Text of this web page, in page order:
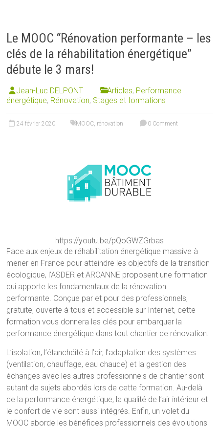
Le MOOC “Rénovation performante – les
clés de la réhabilitation énergétique”
débute le 3 mars!
Jean-Luc DELPONT Articles, Performance
énergétique, Rénovation, Stages et formations
24 février 2020 MOOC rénovation 0 Comment
https://youtu.be/pQoGWZGrbas
Face aux enjeux de réhabilitation énergétique massive à
mener en France pour atteindre les objectifs de la transition
écologique, l’ASDER et ARCANNE proposent une formation
qui apporte les fondamentaux de la rénovation
performante. Conçue par et pour des professionnels,
gratuite, ouverte à tous et accessible sur Internet, cette
formation vous donnera les clés pour embarquer la
performance énergétique dans tout chantier de rénovation.
L’isolation, l’étanchéité à l’air, l’adaptation des systèmes
(ventilation, chauffage, eau chaude) et la gestion des
échanges avec les autres professionnels de chantier sont
autant de sujets abordés lors de cette formation. Au-delà
de la performance énergétique, la qualité de l’air intérieur et
le confort de vie sont aussi intégrés. Enfin, un volet du
MOOC aborde les bénéfices professionnels des évolutions